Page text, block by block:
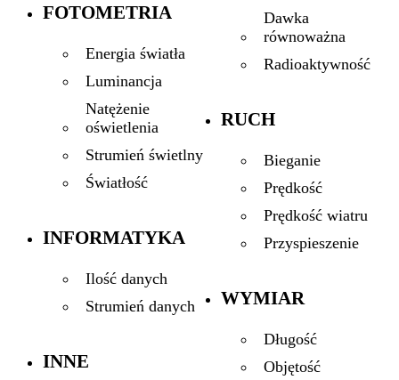
FOTOMETRIA
Energia światła
Luminancja
Natężenie
oświetlenia
Strumień świetlny
Światłość
INFORMATYKA
Ilość danych
Strumień danych
INNE
Dawka
równoważna
Radioaktywność
RUCH
Bieganie
Prędkość
Prędkość wiatru
Przyspieszenie
WYMIAR
Długość
Objętość